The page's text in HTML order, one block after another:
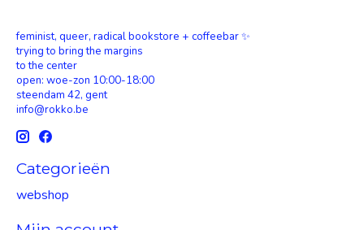
feminist, queer, radical bookstore + coffeebar ✨
trying to bring the margins
to the center
open: woe-zon 10:00-18:00
steendam 42, gent
info@rokko.be
Categorieën
webshop